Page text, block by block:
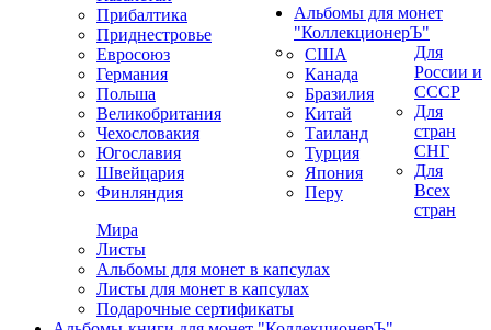
Прибалтика
Приднестровье
Евросоюз
Германия
Польша
Великобритания
Чехословакия
Югославия
Швейцария
Финляндия
США
Канада
Бразилия
Китай
Таиланд
Турция
Япония
Перу
Альбомы для монет
"КоллекционерЪ"
Для
России и
СССР
Для
стран
СНГ
Для
Всех
стран
Мира
Листы
Альбомы для монет в капсулах
Листы для монет в капсулах
Подарочные сертификаты